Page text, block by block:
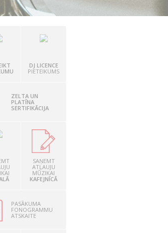
DJ LICENCE
PIETEIKUMS
ZELTA UN
PLATĪNA
SERTIFIKĀCIJA
SAŅEMT
ATĻAUJU
MŪZIKAI
KAFEJNĪCĀ
PASĀKUMA
FONOGRAMMU
ATSKAITE